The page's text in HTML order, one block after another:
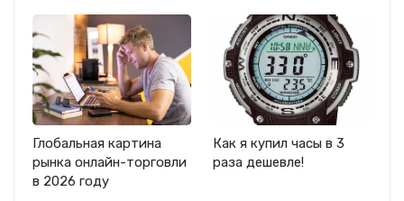
Глобальная картина
рынка онлайн-торговли
в 2026 году
Как я купил часы в 3
раза дешевле!